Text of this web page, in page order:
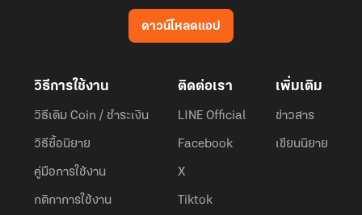
ดาวน์โหลดแอป
วิธีการใช้งาน
วิธีเติม Coin / ชำระเงิน
วิธีซื้อนิยาย
คู่มือการใช้งาน
กติกาการใช้งาน
ติดต่อเรา
LINE Official
Facebook
X
Tiktok
เพิ่มเติม
ข่าวสาร
เขียนนิยาย